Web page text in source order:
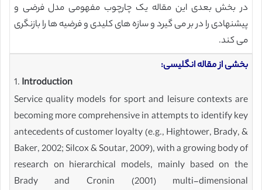
در بخش بعدی این مقاله یک چارچوب مفهومی مدل فرضی و
پیشنهادی را در بر می گیرد و سازه های کلیدی و فرضیه ها را بازنگری
می کند.
بخشی از مقاله انگلیسی:
1. Introduction
Service quality models for sport and leisure contexts are
becoming more comprehensive in attempts to identify key
antecedents of customer loyalty (e.g., Hightower, Brady, &
Baker, 2002; Silcox & Soutar, 2009), with a growing body of
research on hierarchical models, mainly based on the
Brady and Cronin (2001) multi-dimensional